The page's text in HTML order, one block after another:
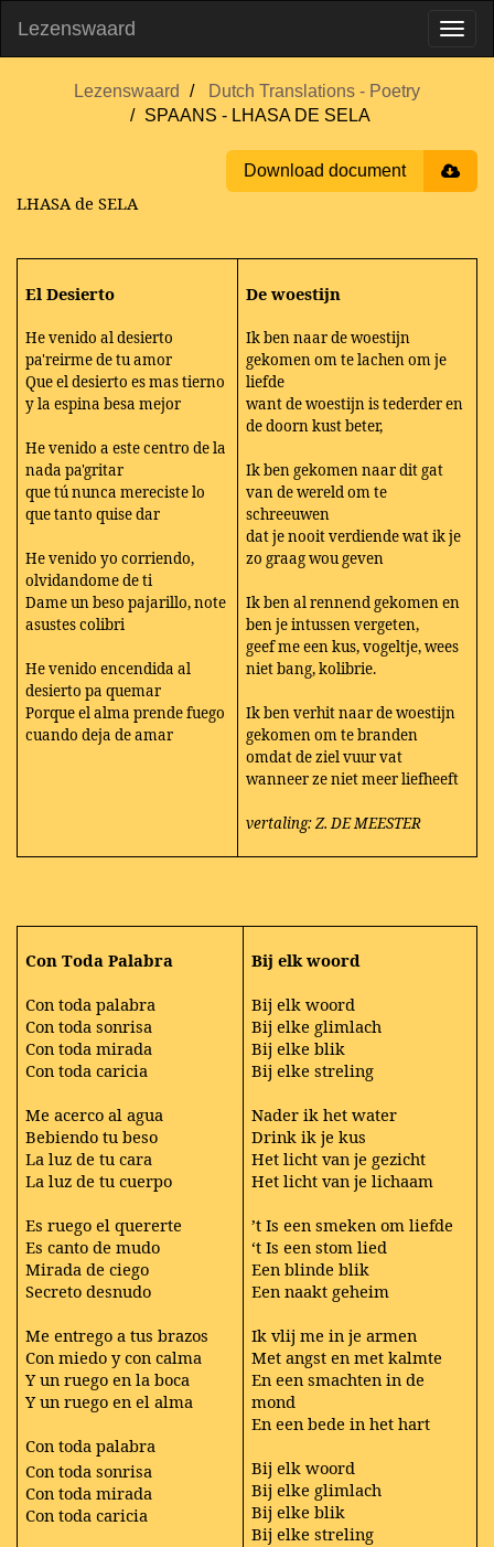
Lezenswaard
Lezenswaard
Dutch Translations - Poetry
SPAANS - LHASA DE SELA
Download document
LHASA de SELA
El Desierto
He venido al desierto
pa'reirme de tu amor
Que el desierto es mas tierno
y la espina besa mejor
He venido a este centro de la
nada pa'gritar
que tú nunca mereciste lo
que tanto quise dar
He venido yo corriendo,
olvidandome de ti
Dame un beso pajarillo, note
asustes colibri
He venido encendida al
desierto pa quemar
Porque el alma prende fuego
cuando deja de amar
De woestijn
Ik ben naar de woestijn
gekomen om te lachen om je
liefde
want de woestijn is tederder en
de doorn kust beter,
Ik ben gekomen naar dit gat
van de wereld om te
schreeuwen
dat je nooit verdiende wat ik je
zo graag wou geven
Ik ben al rennend gekomen en
ben je intussen vergeten,
geef me een kus, vogeltje, wees
niet bang, kolibrie.
Ik ben verhit naar de woestijn
gekomen om te branden
omdat de ziel vuur vat
wanneer ze niet meer liefheeft
vertaling: Z. DE MEESTER
Con Toda Palabra
Con toda palabra
Con toda sonrisa
Con toda mirada
Con toda caricia
Me acerco al agua
Bebiendo tu beso
La luz de tu cara
La luz de tu cuerpo
Es ruego el quererte
Es canto de mudo
Mirada de ciego
Secreto desnudo
Me entrego a tus brazos
Con miedo y con calma
Y un ruego en la boca
Y un ruego en el alma
Con toda palabra
Con toda sonrisa
Con toda mirada
Con toda caricia
Bij elk woord
Bij elk woord
Bij elke glimlach
Bij elke blik
Bij elke streling
Nader ik het water
Drink ik je kus
Het licht van je gezicht
Het licht van je lichaam
’t Is een smeken om liefde
‘t Is een stom lied
Een blinde blik
Een naakt geheim
Ik vlij me in je armen
Met angst en met kalmte
En een smachten in de
mond
En een bede in het hart
Bij elk woord
Bij elke glimlach
Bij elke blik
Bij elke streling